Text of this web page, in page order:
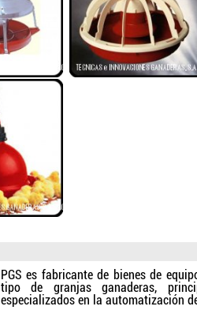
PGS es fabricante de bienes de
tipo de granjas ganaderas,
especializados en la automatización